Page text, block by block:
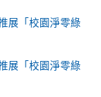
展「校園淨零綠
展「校園淨零綠